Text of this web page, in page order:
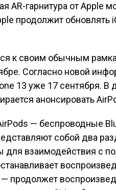
AR-гарнитура от Apple
продолжит
к своим обычным
Согласно новой
13 уже 17 сентября. В
анонсировать
— беспроводные
собой два
взаимодействия с
— продолжет